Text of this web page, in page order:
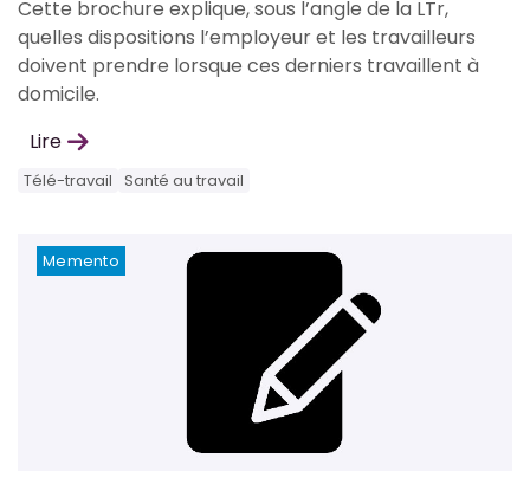
Cette brochure explique, sous l’angle de la LTr,
quelles dispositions l’employeur et les travailleurs
doivent prendre lorsque ces derniers travaillent à
domicile.
Lire
Télé-travail Santé au travail
Memento